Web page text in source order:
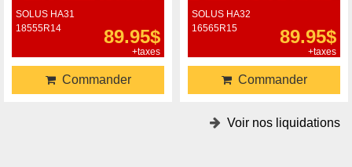
SOLUS HA31
18555R14
89.95$
+taxes
Commander
SOLUS HA32
16565R15
89.95$
+taxes
Commander
Voir nos liquidations